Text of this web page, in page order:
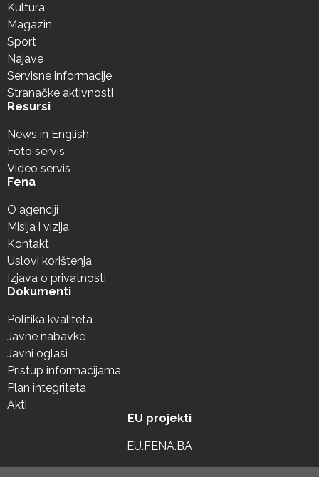
Kultura
Magazin
Sport
Najave
Servisne informacije
Stranačke aktivnosti
Resursi
News in English
Foto servis
Video servis
Fena
O agenciji
Misija i vizija
Kontakt
Uslovi korištenja
Izjava o privatnosti
Dokumenti
Politika kvaliteta
Javne nabavke
Javni oglasi
Pristup informacijama
Plan integriteta
Akti
EU projekti
EU.FENA.BA